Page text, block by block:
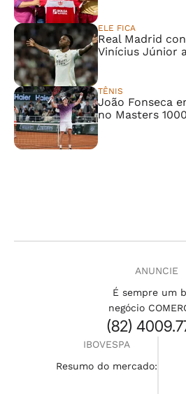
ELE FICA
Real Madrid
Vinícius Júnior
TÊNIS
João Fonseca
no Masters
ANUNCIE
É sempre um
negócio
(82)
IBOVESPA
Resumo do mercado: